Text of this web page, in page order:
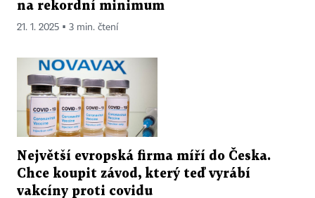
na rekordní minimum
21. 1. 2025 ▪ 3 min. čtení
Největší evropská firma míří do Česka.
Chce koupit závod, který teď vyrábí
vakcíny proti covidu